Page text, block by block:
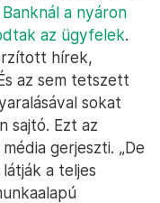
a nyáron
az ügyfelek.
hírek,
az sem tetszett
sokat
sajtó. Ezt az
gerjeszti. „De
a teljes